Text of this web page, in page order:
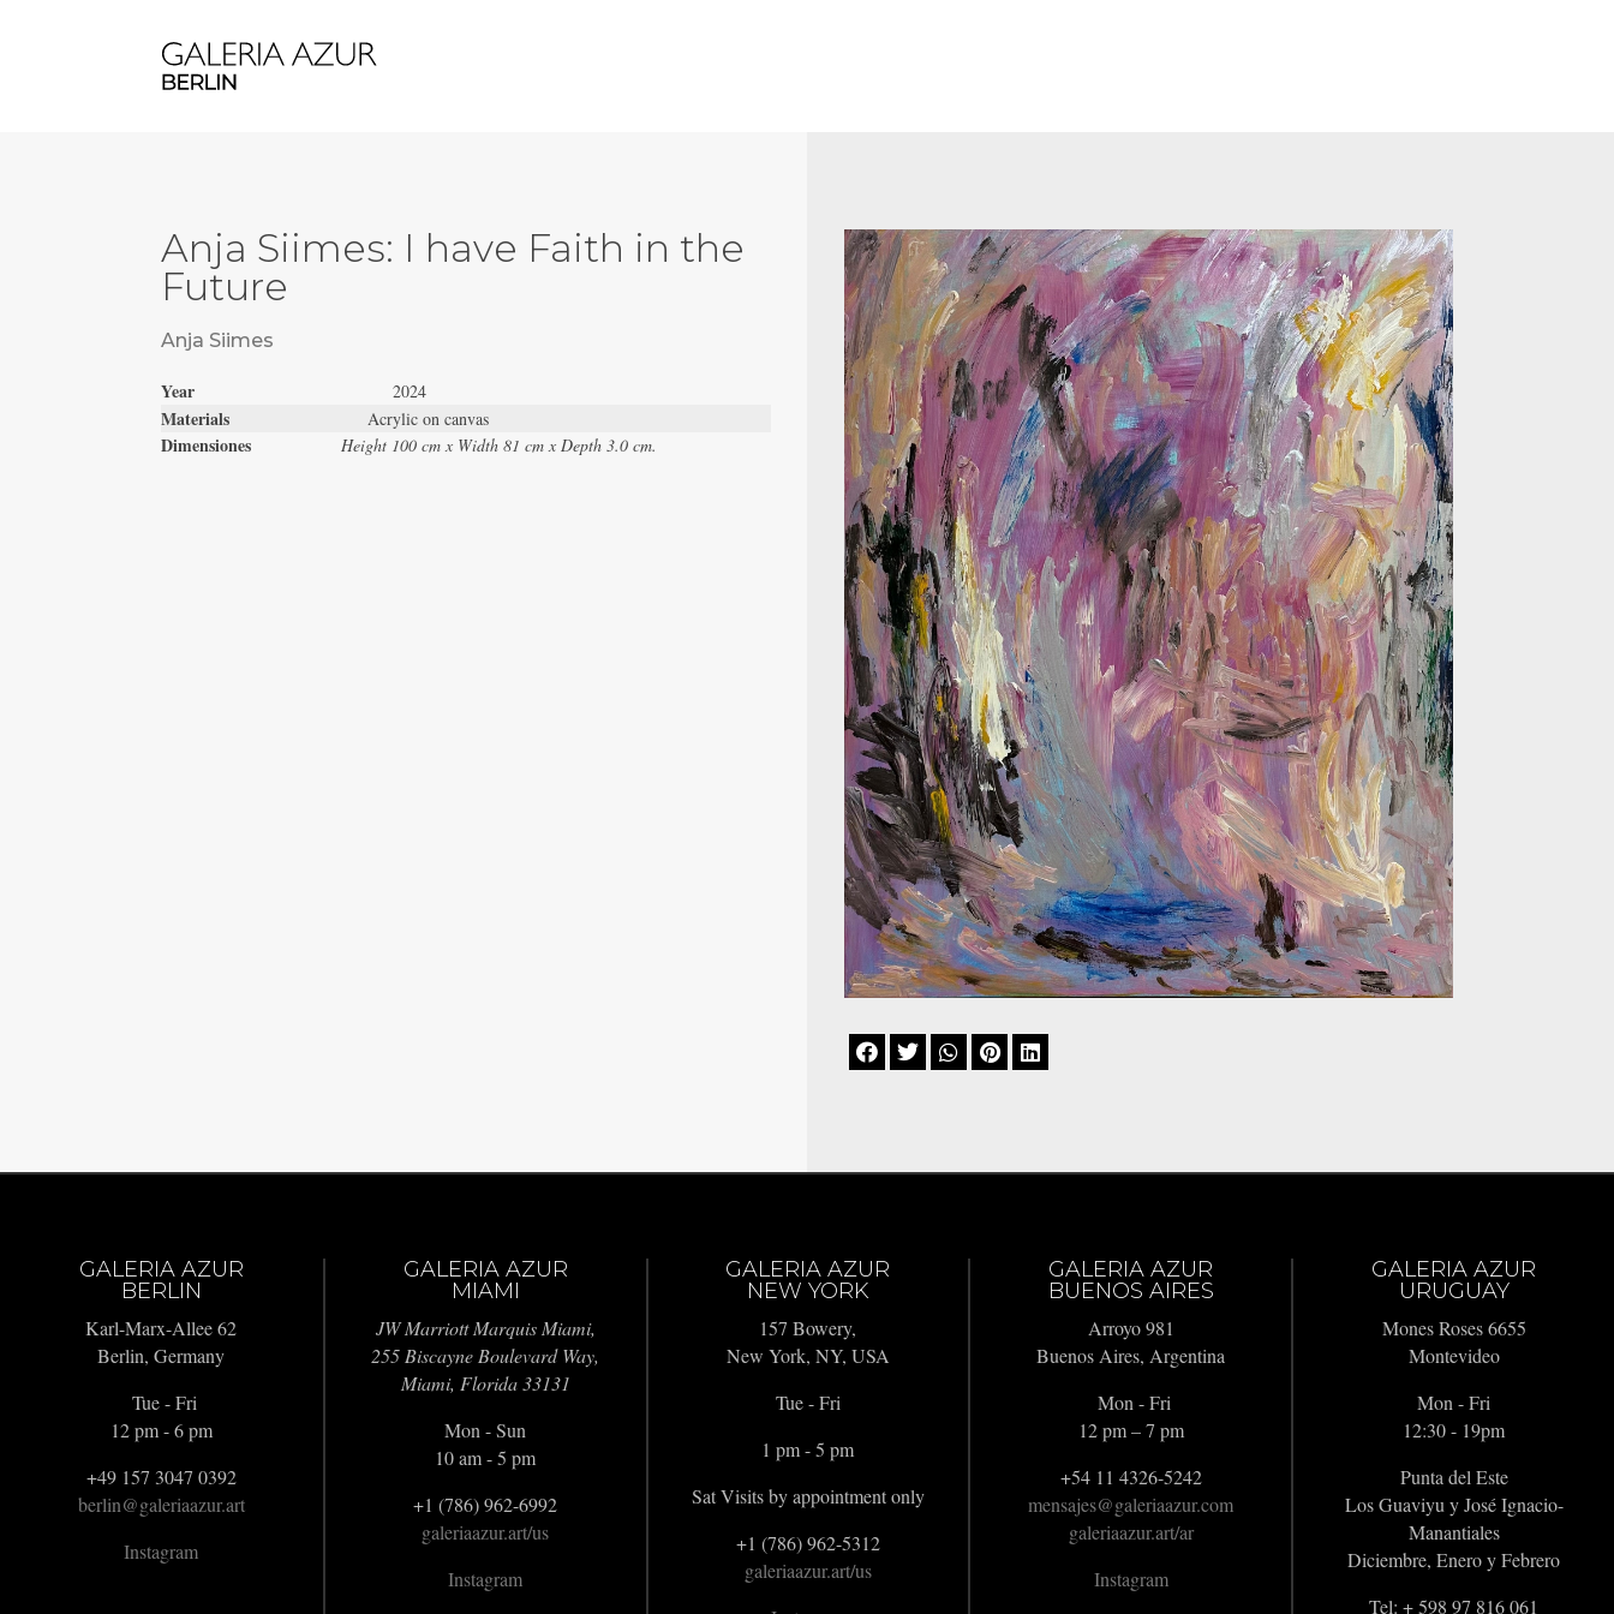
Anja Siimes: I have Faith in the
Future
Anja Siimes
Year2024
MaterialsAcrylic on canvas
Dimensiones Height 100 cm x Width 81 cm x Depth 3.0 cm.
    
GALERIA AZUR
BERLIN
Karl-Marx-Allee 62
Berlin, Germany
Tue - Fri
12 pm - 6 pm
+49 157 3047 0392
berlin@galeriaazur.art
Instagram
GALERIA AZUR
MIAMI
JW Marriott Marquis Miami,
255 Biscayne Boulevard Way,
Miami, Florida 33131
Mon - Sun
10 am - 5 pm
+1 (786) 962-6992
galeriaazur.art/us
Instagram
GALERIA AZUR
NEW YORK
157 Bowery,
New York, NY, USA
Tue - Fri
1 pm - 5 pm
Sat Visits by appointment only
+1 (786) 962-5312
galeriaazur.art/us
GALERIA AZUR
BUENOS AIRES
Arroyo 981
Buenos Aires, Argentina
Mon - Fri
12 pm – 7 pm
+54 11 4326-5242
mensajes@galeriaazur.com
galeriaazur.art/ar
Instagram
GALERIA AZUR
URUGUAY
Mones Roses 6655
Montevideo
Mon - Fri
12:30 - 19pm
Punta del Este
Los Guaviyu y José Ignacio-
Manantiales
Diciembre, Enero y Febrero
Tel: + 598 97 816 061